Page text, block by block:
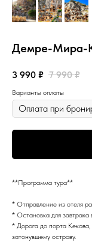
Демре-Мира-
3 990 ₽ 7 990 ₽
Варианты оплаты
**Программа тура**
* Отправление из отеля
* Остановка для завтрака
* Дорога до порта Кекова,
затонувшему острову.